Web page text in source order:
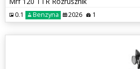
0.1 Benzyna 2026 1